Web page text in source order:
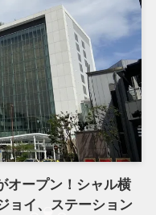
オープン！シャル横
ョイ、ステーション